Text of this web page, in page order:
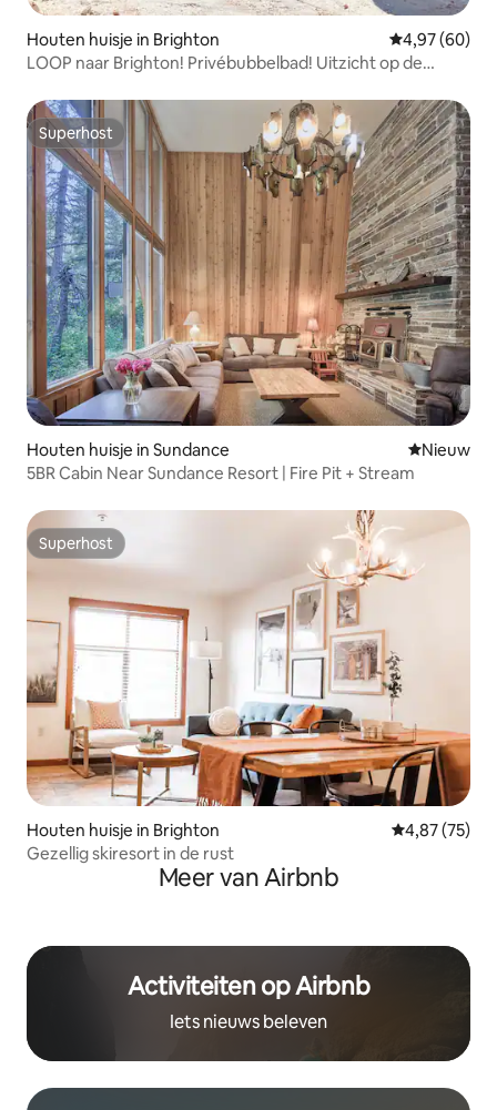
Houten huisje in Brighton Gemiddelde
4,97 (60)
LOOP naar Brighton! Privébubbelbad! Uitzicht op de
Superhost
Superhost
Houten huisje in Sundance Nieuwe
Nieuw
5BR Cabin Near Sundance Resort | Fire Pit + Stream
Superhost
Superhost
Houten huisje in Brighton Gemiddelde
4,87 (75)
Gezellig skiresort in de rust
Meer van Airbnb
Activiteiten op Airbnb
Iets nieuws beleven